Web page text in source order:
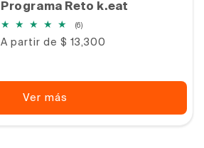
Programa Reto k.eat
(6)6
totales
Precio
A partir de $ 13,300
Ver más